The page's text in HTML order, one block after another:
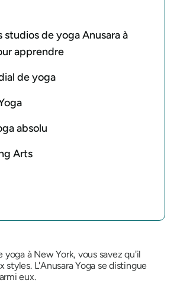
studios de yoga Anusara à
apprendre
de yoga
absolu
Arts
yoga à New York, vous savez qu'il
styles. L'Anusara Yoga se distingue
eux.